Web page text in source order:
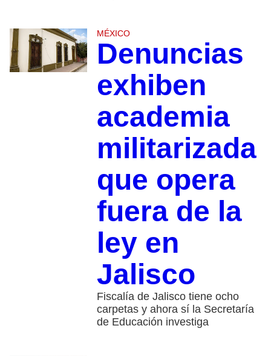
MÉXICO
Denuncias
exhiben
academia
militarizada
que opera
fuera de la
ley en
Jalisco
Fiscalía de Jalisco tiene ocho
carpetas y ahora sí la Secretaría
de Educación investiga